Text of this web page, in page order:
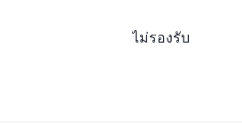
ไม่รองรับ